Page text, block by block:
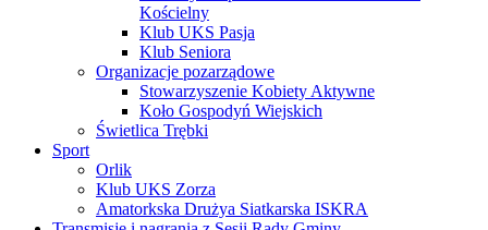
Kościelny
Klub UKS Pasja
Klub Seniora
Organizacje pozarządowe
Stowarzyszenie Kobiety Aktywne
Koło Gospodyń Wiejskich
Świetlica Trębki
Sport
Orlik
Klub UKS Zorza
Amatorkska Drużya Siatkarska ISKRA